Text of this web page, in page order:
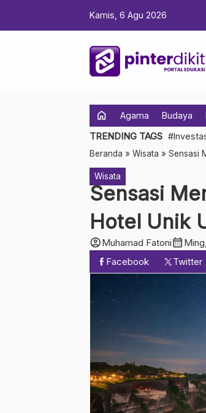
Kamis, 6 Agu 2026
home Agama Budaya
TRENDING TAGS
Beranda » Wisata » Sensasi
Wisata
Sensasi
Hotel Unik
account_circleMuhamad Fatonicalendar_month
Facebook
Twitter